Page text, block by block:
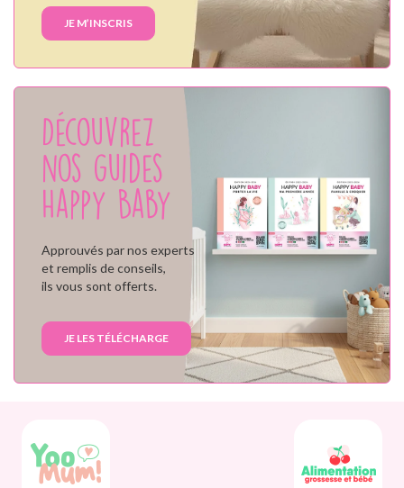
JE M’INSCRIS
Découvrez
nos guides
Happy Baby
Approuvés par nos experts
et remplis de conseils,
ils vous sont offerts.
JE LES TÉLÉCHARGE